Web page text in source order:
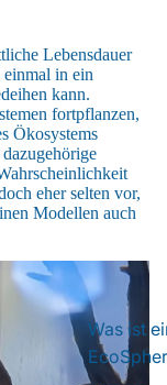
Was ist
Lebensdauer
einmal in ein
kann.
fortpflanzen,
Ökosystems
eher selten vor,
Modellen auch